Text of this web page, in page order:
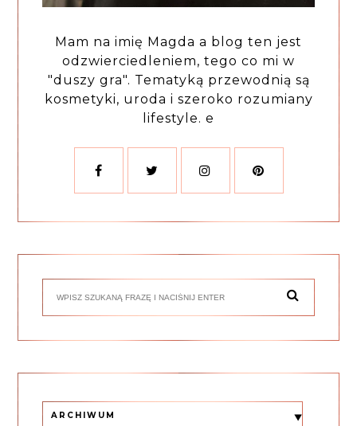
Mam na imię Magda a blog ten jest
odzwierciedleniem, tego co mi w
"duszy gra". Tematyką przewodnią są
kosmetyki, uroda i szeroko rozumiany
lifestyle. e
ARCHIWUM